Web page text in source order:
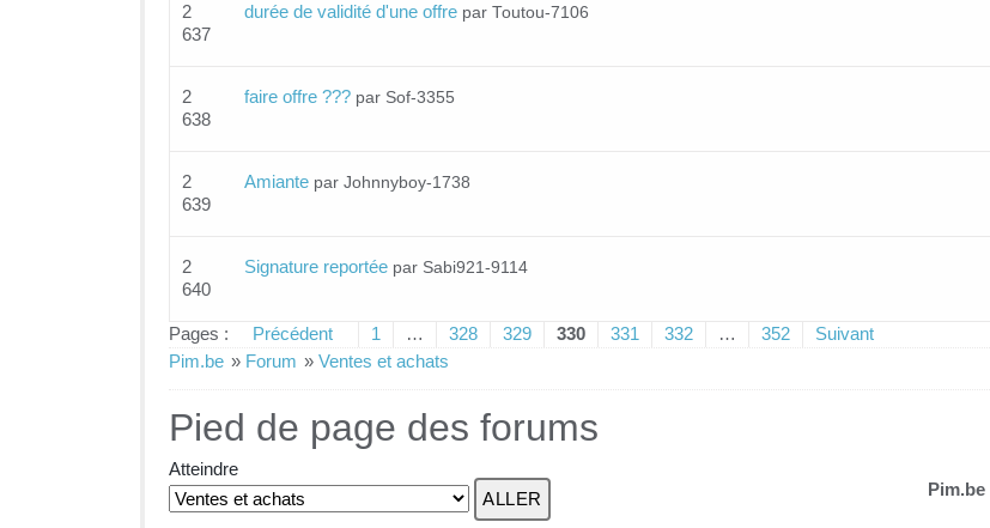
2
637
durée de validité d'une offre par Toutou-7106
2
638
faire offre ??? par Sof-3355
2
639
Amiante par Johnnyboy-1738
2
640
Signature reportée par Sabi921-9114
Pages : Précédent 1 … 328 329 330 331 332 … 352
Suivant
Pim.be » Forum » Ventes et achats
Pied de page des forums
Atteindre
Pim.be